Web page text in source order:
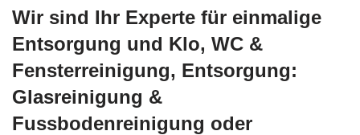
Wir sind Ihr Experte für einmalige
Entsorgung und Klo, WC &
Fensterreinigung, Entsorgung:
Glasreinigung &
Fussbodenreinigung oder